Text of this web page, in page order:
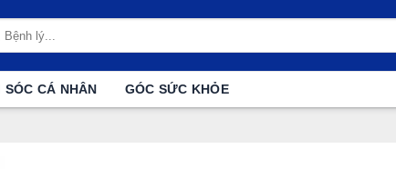
SÓC CÁ NHÂN GÓC SỨC KHỎE